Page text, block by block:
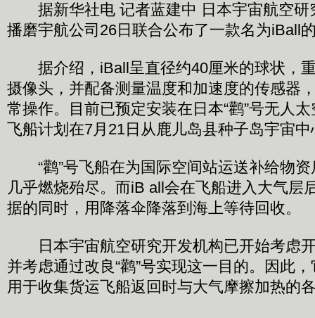
据新华社电 记者蓝建中 日本宇宙航空研
播磨宇航公司26日联合公布了一款名为iBall
据介绍，iBall呈直径约40厘米的球状，
摄像头，并配备测量温度和加速度的传感器
常操作。目前已预定安装在日本“鹳”号无人
飞船计划在7月21日从鹿儿岛县种子岛宇宙
“鹳”号飞船在为国际空间站运送补给物资
几乎燃烧殆尽。而iB all会在飞船进入大气层
据的同时，用降落伞降落到海上等待回收。
日本宇宙航空研究开发机构已开始考虑
并考虑通过改良“鹳”号实现这一目的。因此
用于收集货运飞船返回时与大气摩擦加热的